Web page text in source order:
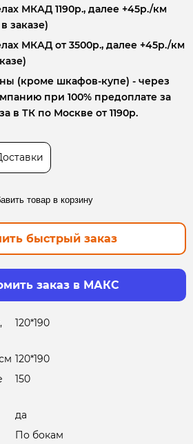
МКАД 1190р., далее +45р./км
заказе)
МКАД от 3500р., далее +45р./км
(кроме шкафов-купе) - через
при 100% предоплате за
в ТК по Москве от 1190р.
товар в корзину
быстрый заказ
заказ в МАКС
120*190
120*190
150
да
По бокам